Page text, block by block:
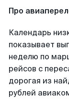
Про
Календарь
показывает
неделю по
рейсов с
дорогая из
рублей